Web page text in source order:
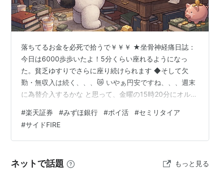
ート銀行」と合併した。（正確には旧BKが旧CBに吸収
され新BKとなっている）
リスト::銀行
落ちてるお金を必死で拾うで￥￥￥ ★坐骨神経痛日誌：
今日は6000歩歩いたよ！5分くらい座れるようになっ
た。貧乏ゆすりでさらに座り続けられます ◆そして欠
勤・無収入は続く、、、😿 いやぁ円安ですね、、、週末
に為替介入するかな と思って、金曜の15時20分にオルカ
近、日経平均はボラが大きすぎやしませんか？さて、ど
うにかお金が欲しい私は、楽天証券からのメールで、楽
天証券経由でみずほ銀行の口座を開設すれば、3万円分相
が7月27日（月）まで、、、‼なんと、なんとーーー！こ
#楽天証券 #みずほ銀行 #ポイ活 #セミリタイア
#サイドFIRE
ネットで話題 もっと見る